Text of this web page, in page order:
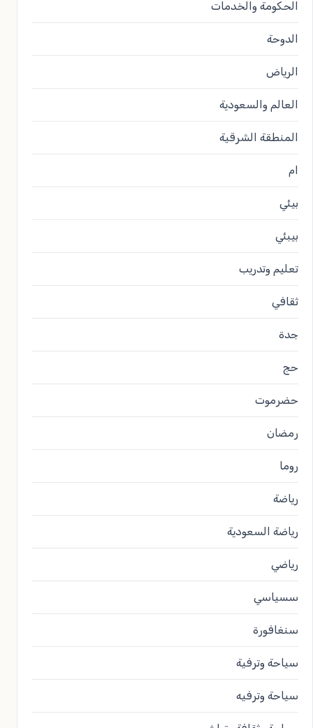
الحكومة والخدمات
الدوحة
الرياض
العالم والسعودية
المنطقة الشرقية
ام
بيئي
بيبئي
تعليم وتدريب
ثقافي
جدة
حج
حضرموت
رمضان
روما
رياضة
رياضة السعودية
رياضي
سسياسي
سنغافورة
سياحة وترفية
سياحة وترفيه